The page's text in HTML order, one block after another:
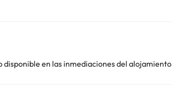
en las inmediaciones del alojamiento